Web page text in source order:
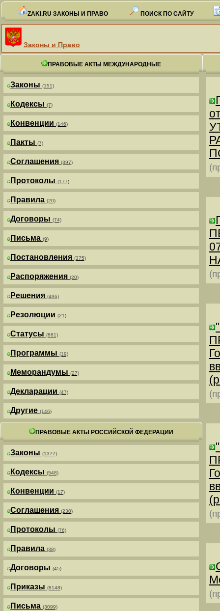
ZAKI.RU ЗАКОНЫ И ПРАВО ПОИСК ПО САЙТУ
Законы и Право
ПРАВОВЫЕ АКТЫ МЕЖДУНАРОДНЫЕ
Законы (151)
Кодексы (7)
Конвенции (146)
Пакты (7)
Соглашения (397)
Протоколы (177)
Правила (20)
Договоры (74)
Письма (9)
Постановления (375)
Распоряжения (20)
Решения (496)
Резолюции (21)
Статусы (881)
Программы (19)
Меморандумы (27)
Декларации (47)
Другие (146)
ПРАВОВЫЕ АКТЫ РОССИЙСКОЙ ФЕДЕРАЦИИ
Законы (1377)
Кодексы (548)
Конвенции (17)
Соглашения (230)
Протоколы (76)
Правила (38)
Договоры (45)
Приказы (8148)
Письма (3099)